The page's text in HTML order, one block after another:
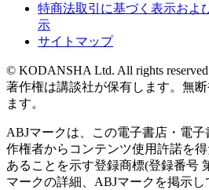
特商法取引に基づく表示およ
示
サイトマップ
© KODANSHA Ltd. All rights
著作権は講談社が保有します。無
ます。
ABJマークは、この電子書店・電
作権者からコンテンツ使用許諾を
あることを示す登録商標(登録番号
マークの詳細、ABJマークを掲示